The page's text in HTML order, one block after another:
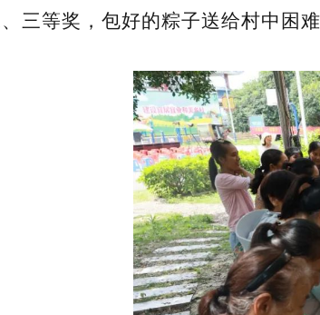
三等奖，包好的粽子送给村中困难